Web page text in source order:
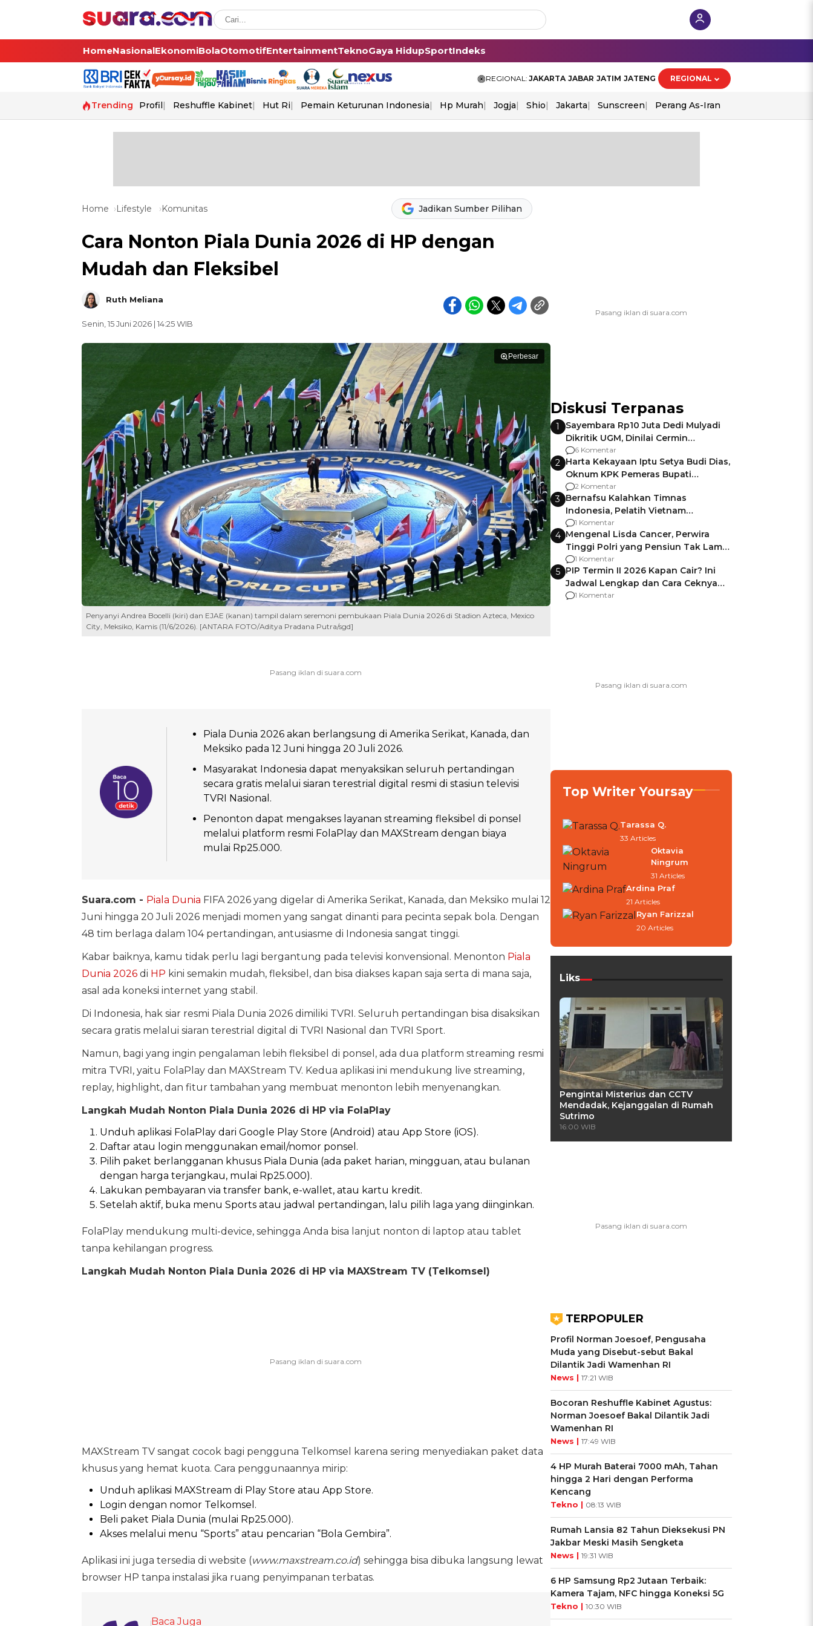
HomeNasionalEkonomiBolaOtomotifEntertainmentTeknoGaya HidupSportIndeks
REGIONAL: JAKARTA JABAR JATIM JATENG REGIONAL
Trending Profil Reshuffle Kabinet Hut Ri Pemain Keturunan Indonesia Hp Murah Jogja Shio Jakarta Sunscreen Perang As-Iran
Home Lifestyle Komunitas Jadikan Sumber Pilihan
Cara Nonton Piala Dunia 2026 di HP dengan
Mudah dan Fleksibel
Ruth Meliana
Senin, 15 Juni 2026 | 14:25 WIB
Perbesar
Penyanyi Andrea Bocelli (kiri) dan EJAE (kanan) tampil dalam seremoni pembukaan Piala Dunia 2026 di Stadion Azteca, Mexico
City, Meksiko, Kamis (11/6/2026). [ANTARA FOTO/Aditya Pradana Putra/sgd]
Piala Dunia 2026 akan berlangsung di Amerika Serikat, Kanada, dan
Meksiko pada 12 Juni hingga 20 Juli 2026.
Masyarakat Indonesia dapat menyaksikan seluruh pertandingan
secara gratis melalui siaran terestrial digital resmi di stasiun televisi
TVRI Nasional.
Penonton dapat mengakses layanan streaming fleksibel di ponsel
melalui platform resmi FolaPlay dan MAXStream dengan biaya
mulai Rp25.000.
Suara.com - Piala Dunia FIFA 2026 yang digelar di Amerika Serikat, Kanada, dan Meksiko mulai 12
Juni hingga 20 Juli 2026 menjadi momen yang sangat dinanti para pecinta sepak bola. Dengan
48 tim berlaga dalam 104 pertandingan, antusiasme di Indonesia sangat tinggi.
Kabar baiknya, kamu tidak perlu lagi bergantung pada televisi konvensional. Menonton Piala
Dunia 2026di HP kini semakin mudah, fleksibel, dan bisa diakses kapan saja serta di mana saja,
asal ada koneksi internet yang stabil.
Di Indonesia, hak siar resmi Piala Dunia 2026 dimiliki TVRI. Seluruh pertandingan bisa disaksikan
secara gratis melalui siaran terestrial digital di TVRI Nasional dan TVRI Sport.
Namun, bagi yang ingin pengalaman lebih fleksibel di ponsel, ada dua platform streaming resmi
mitra TVRI, yaitu FolaPlay dan MAXStream TV. Kedua aplikasi ini mendukung live streaming,
replay, highlight, dan fitur tambahan yang membuat menonton lebih menyenangkan.
Langkah Mudah Nonton Piala Dunia 2026 di HP via FolaPlay
Unduh aplikasi FolaPlay dari Google Play Store (Android) atau App Store (iOS).
Daftar atau login menggunakan email/nomor ponsel.
Pilih paket berlangganan khusus Piala Dunia (ada paket harian, mingguan, atau bulanan
dengan harga terjangkau, mulai Rp25.000).
Lakukan pembayaran via transfer bank, e-wallet, atau kartu kredit.
Setelah aktif, buka menu Sports atau jadwal pertandingan, lalu pilih laga yang diinginkan.
FolaPlay mendukung multi-device, sehingga Anda bisa lanjut nonton di laptop atau tablet
tanpa kehilangan progress.
Langkah Mudah Nonton Piala Dunia 2026 di HP via MAXStream TV (Telkomsel)
MAXStream TV sangat cocok bagi pengguna Telkomsel karena sering menyediakan paket data
khusus yang hemat kuota. Cara penggunaannya mirip:
Unduh aplikasi MAXStream di Play Store atau App Store.
Login dengan nomor Telkomsel.
Beli paket Piala Dunia (mulai Rp25.000).
Akses melalui menu “Sports” atau pencarian “Bola Gembira”.
Aplikasi ini juga tersedia di website (www.maxstream.co.id) sehingga bisa dibuka langsung lewat
browser HP tanpa instalasi jika ruang penyimpanan terbatas.
Baca Juga
Diskusi Terpanas
1
Sayembara Rp10 Juta Dedi Mulyadi
Dikritik UGM, Dinilai Cermin
Gagalnya Negara Jamin Keamanan
6 Komentar
2 Harta Kekayaan Iptu Setya Budi Dias,
Oknum KPK Pemeras Bupati
Pemalang
2 Komentar
3 Bernafsu Kalahkan Timnas
Indonesia, Pelatih Vietnam
Berencana Pakai Jimat di Pakansari
1 Komentar
4 Mengenal Lisda Cancer, Perwira
Tinggi Polri yang Pensiun Tak Lama
Usai Jadi Brigjen
1 Komentar
5 PIP Termin II 2026 Kapan Cair? Ini
Jadwal Lengkap dan Cara Ceknya
agar Dana Tidak Hangus!
1 Komentar
Top Writer Yoursay
Tarassa Q.
33 Articles
Oktavia
Ningrum
31 Articles
Ardina Praf
21 Articles
Ryan Farizzal
20 Articles
Liks
Pengintai Misterius dan CCTV
Mendadak, Kejanggalan di Rumah
Sutrimo
16:00 WIB
TERPOPULER
Profil Norman Joesoef, Pengusaha
Muda yang Disebut-sebut Bakal
Dilantik Jadi Wamenhan RI
News | 17:21 WIB
Bocoran Reshuffle Kabinet Agustus:
Norman Joesoef Bakal Dilantik Jadi
Wamenhan RI
News | 17:49 WIB
4 HP Murah Baterai 7000 mAh, Tahan
hingga 2 Hari dengan Performa
Kencang
Tekno | 08:13 WIB
Rumah Lansia 82 Tahun Dieksekusi PN
Jakbar Meski Masih Sengketa
News | 19:31 WIB
6 HP Samsung Rp2 Jutaan Terbaik:
Kamera Tajam, NFC hingga Koneksi 5G
Tekno | 10:30 WIB